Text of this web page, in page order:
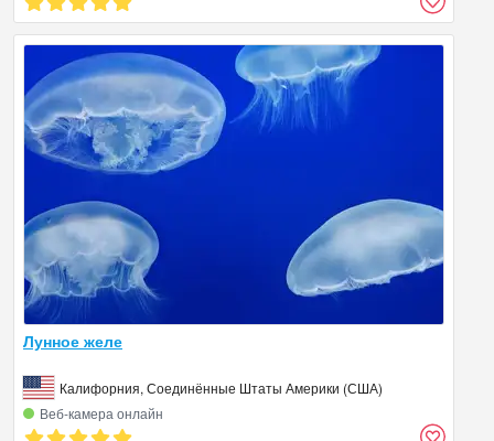
Лунное желе
Калифорния, Соединённые Штаты Америки (США)
Веб‑камера онлайн